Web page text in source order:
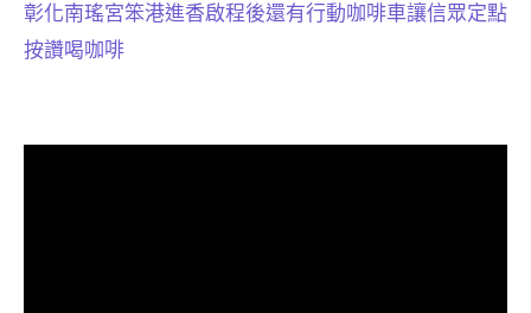
彰化南瑤宮笨港進香啟程後還有行動咖啡車讓信眾定點
按讚喝咖啡